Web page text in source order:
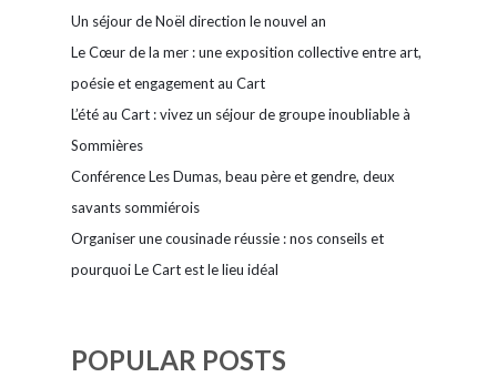
Un séjour de Noël direction le nouvel an
Le Cœur de la mer : une exposition collective entre art,
poésie et engagement au Cart
L’été au Cart : vivez un séjour de groupe inoubliable à
Sommières
Conférence Les Dumas, beau père et gendre, deux
savants sommiérois
Organiser une cousinade réussie : nos conseils et
pourquoi Le Cart est le lieu idéal
POPULAR POSTS